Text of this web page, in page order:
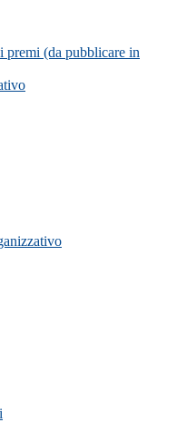
premi (da pubblicare in